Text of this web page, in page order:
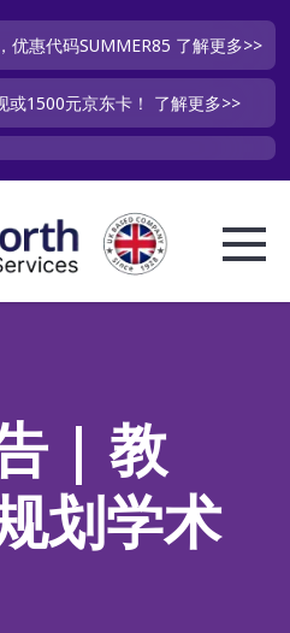
优惠代码SUMMER85 了解更多>>
1500元京东卡！ 了解更多>>
| 教
划学术